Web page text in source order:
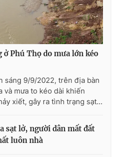
ở Phú Thọ do mưa lớn kéo
sáng 9/9/2022, trên địa bàn
và mưa to kéo dài khiến
xiết, gây ra tình trạng sạt...
sạt lở, người dân mất đất
luôn nhà